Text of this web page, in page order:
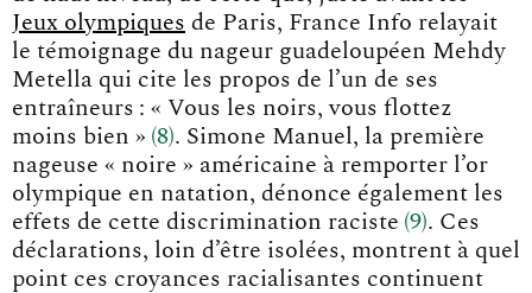
Jeux olympiques de Paris, France Info relayait
le témoignage du nageur guadeloupéen Mehdy
Metella qui cite les propos de l’un de ses
entraîneurs : « Vous les noirs, vous flottez
moins bien » 8 . Simone Manuel, la première
nageuse « noire » américaine à remporter l’or
olympique en natation, dénonce également les
effets de cette discrimination raciste 9 . Ces
déclarations, loin d’être isolées, montrent à quel
point ces croyances racialisantes continuent